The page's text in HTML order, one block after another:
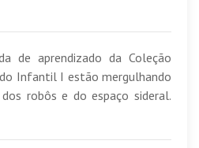
de aprendizado da Coleção
Infantil I estão mergulhando
robôs e do espaço sideral.